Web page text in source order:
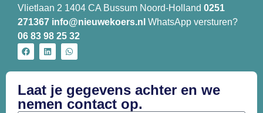
Vlietlaan 2 1404 CA Bussum Noord-Holland 0251
271367 info@nieuwekoers.nl WhatsApp versturen?
06 83 98 25 32
Laat je gegevens achter en we
nemen contact op.